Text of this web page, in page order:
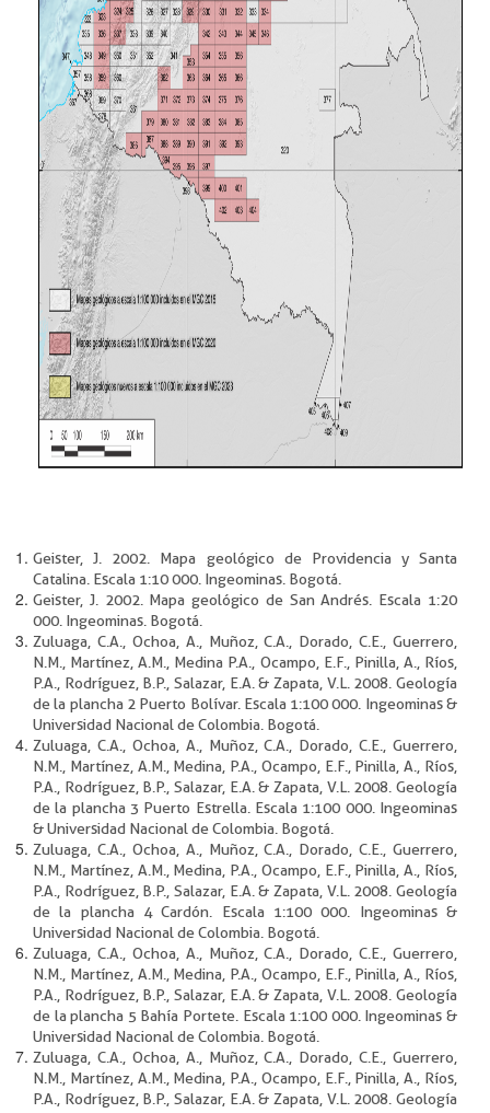
Geister, J. 2002. Mapa geológico de Providencia y Santa
Catalina. Escala 1:10 000. Ingeominas. Bogotá.
Geister, J. 2002. Mapa geológico de San Andrés. Escala 1:20
000. Ingeominas. Bogotá.
Zuluaga, C.A., Ochoa, A., Muñoz, C.A., Dorado, C.E., Guerrero,
N.M., Martínez, A.M., Medina P.A., Ocampo, E.F., Pinilla, A., Ríos,
P.A., Rodríguez, B.P., Salazar, E.A. & Zapata, V.L. 2008. Geología
de la plancha 2 Puerto Bolívar. Escala 1:100 000. Ingeominas &
Universidad Nacional de Colombia. Bogotá.
Zuluaga, C.A., Ochoa, A., Muñoz, C.A., Dorado, C.E., Guerrero,
N.M., Martínez, A.M., Medina, P.A., Ocampo, E.F., Pinilla, A., Ríos,
P.A., Rodríguez, B.P., Salazar, E.A. & Zapata, V.L. 2008. Geología
de la plancha 3 Puerto Estrella. Escala 1:100 000. Ingeominas
& Universidad Nacional de Colombia. Bogotá.
Zuluaga, C.A., Ochoa, A., Muñoz, C.A., Dorado, C.E., Guerrero,
N.M., Martínez, A.M., Medina, P.A., Ocampo, E.F., Pinilla, A., Ríos,
P.A., Rodríguez, B.P., Salazar, E.A. & Zapata, V.L. 2008. Geología
de la plancha 4 Cardón. Escala 1:100 000. Ingeominas &
Universidad Nacional de Colombia. Bogotá.
Zuluaga, C.A., Ochoa, A., Muñoz, C.A., Dorado, C.E., Guerrero,
N.M., Martínez, A.M., Medina, P.A., Ocampo, E.F., Pinilla, A., Ríos,
P.A., Rodríguez, B.P., Salazar, E.A. & Zapata, V.L. 2008. Geología
de la plancha 5 Bahía Portete. Escala 1:100 000. Ingeominas &
Universidad Nacional de Colombia. Bogotá.
Zuluaga, C.A., Ochoa, A., Muñoz, C.A., Dorado, C.E., Guerrero,
N.M., Martínez, A.M., Medina, P.A., Ocampo, E.F., Pinilla, A., Ríos,
P.A., Rodríguez, B.P., Salazar, E.A. & Zapata, V.L. 2008. Geología